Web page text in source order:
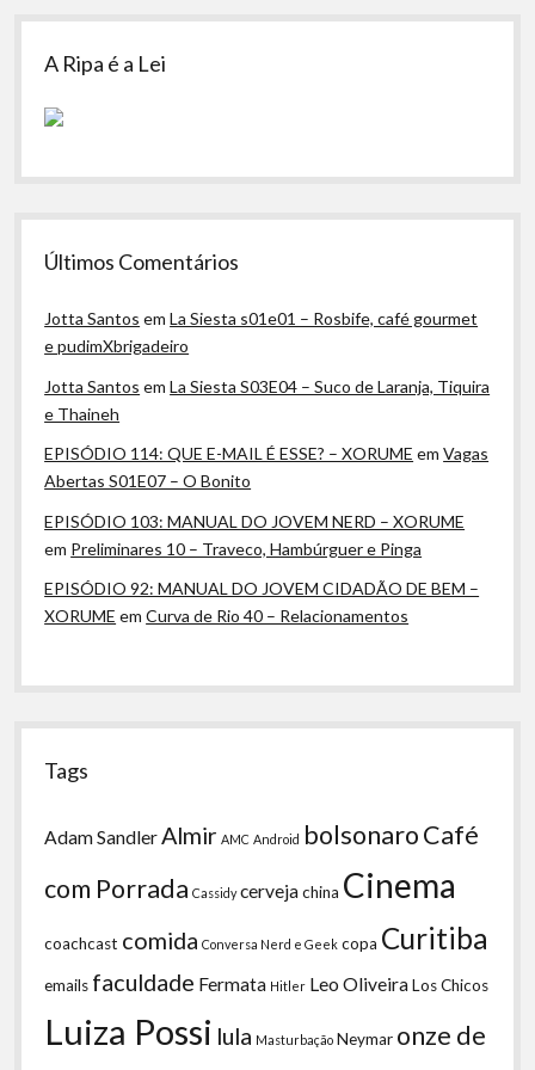
A Ripa é a Lei
Últimos Comentários
Jotta Santos emLa Siesta s01e01 – Rosbife, café gourmet
e pudimXbrigadeiro
Jotta Santos emLa Siesta S03E04 – Suco de Laranja, Tiquira
e Thaineh
EPISÓDIO 114: QUE E-MAIL É ESSE? – XORUME emVagas
Abertas S01E07 – O Bonito
EPISÓDIO 103: MANUAL DO JOVEM NERD – XORUME
em Preliminares 10 – Traveco, Hambúrguer e Pinga
EPISÓDIO 92: MANUAL DO JOVEM CIDADÃO DE BEM –
XORUME emCurva de Rio 40 – Relacionamentos
Tags
Adam Sandler Almir AMC Android bolsonaroCafé
com Porrada Cassidy cervejachina Cinema
coachcast comida Conversa Nerd e Geek copa Curitiba
emails faculdade Fermata Hitler Leo OliveiraLos Chicos
Luiza Possi lula Masturbação Neymar onze de